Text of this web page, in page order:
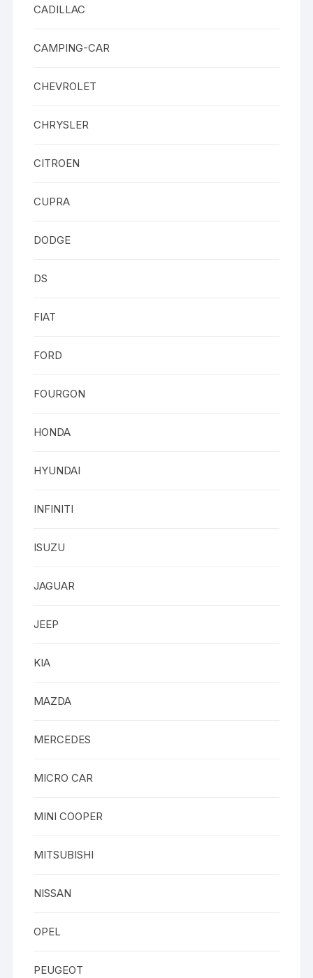
CADILLAC
CAMPING-CAR
CHEVROLET
CHRYSLER
CITROEN
CUPRA
DODGE
DS
FIAT
FORD
FOURGON
HONDA
HYUNDAI
INFINITI
ISUZU
JAGUAR
JEEP
KIA
MAZDA
MERCEDES
MICRO CAR
MINI COOPER
MITSUBISHI
NISSAN
OPEL
PEUGEOT